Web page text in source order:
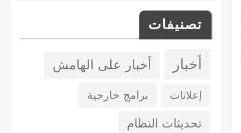
تصنيفات
أخبار أخبار على الهامش
إعلانات برامج خارجية
تحديثات النظام